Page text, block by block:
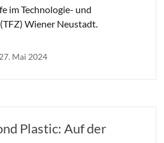
im Technologie- und
Wiener Neustadt.
27. Mai 2024
Plastic: Auf der